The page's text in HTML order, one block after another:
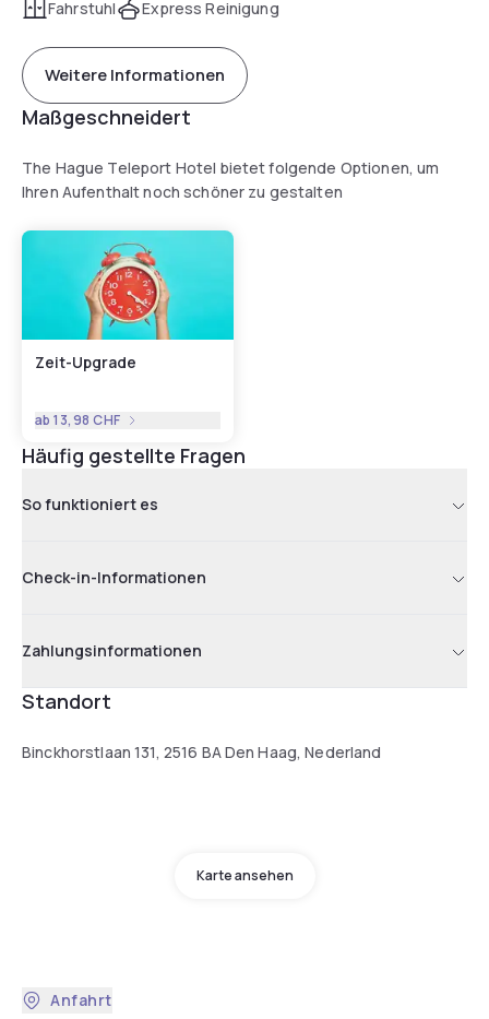
Fahrstuhl Express Reinigung
Weitere Informationen
Maßgeschneidert
The Hague Teleport Hotel bietet folgende Optionen, um
Ihren Aufenthalt noch schöner zu gestalten
Zeit-Upgrade
ab13,98 CHF
Häufig gestellte Fragen
So funktioniert es
Check-in-Informationen
Zahlungsinformationen
Standort
Binckhorstlaan 131, 2516 BA Den Haag, Nederland
Karte ansehen
Anfahrt